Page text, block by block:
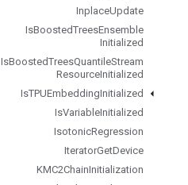
InplaceUpdate
IsBoostedTreesEnsemble
Initialized
IsBoostedTreesQuantileStream
ResourceInitialized
IsTPUEmbeddingInitialized
IsVariableInitialized
IsotonicRegression
IteratorGetDevice
KMC2ChainInitialization
المدوّنة
المنتدى